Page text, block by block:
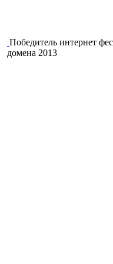
Победитель интернет
домена 2013